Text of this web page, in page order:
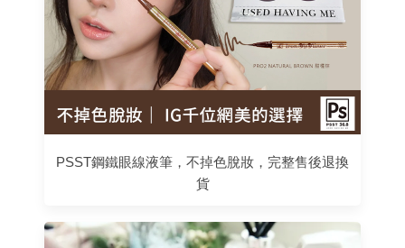
PSST鋼鐵眼線液筆，不掉色脫妝，完整售後退換
貨